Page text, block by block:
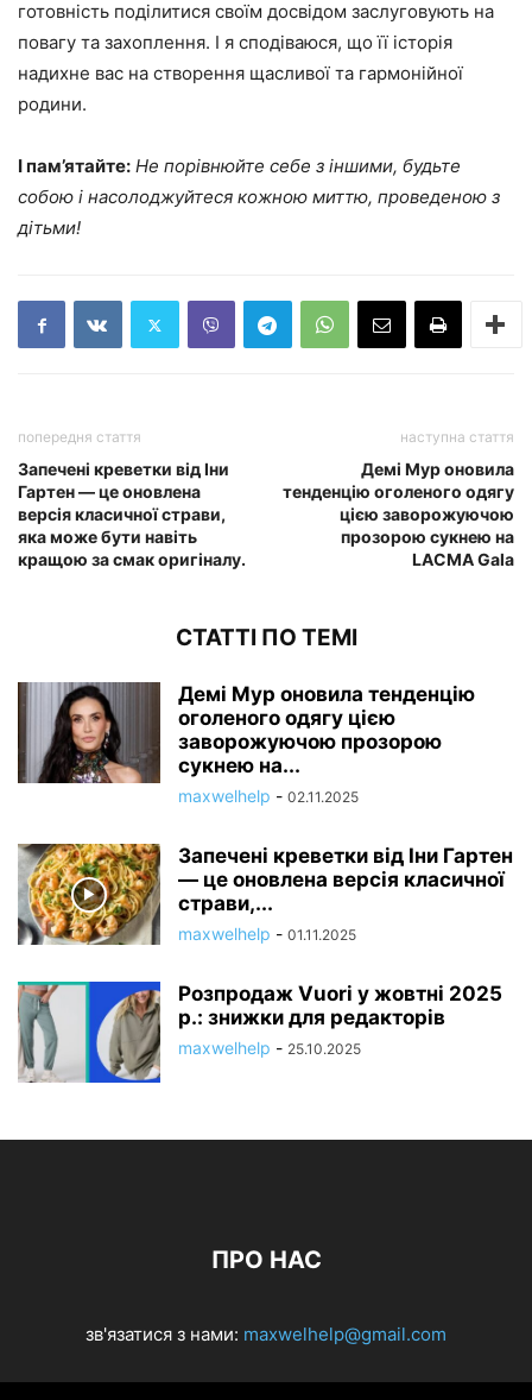
готовність поділитися своїм досвідом заслуговують на
повагу та захоплення. І я сподіваюся, що її історія
надихне вас на створення щасливої ​​та гармонійної
родини.
І пам’ятайте: Не порівнюйте себе з іншими, будьте
собою і насолоджуйтеся кожною миттю, проведеною з
дітьми!
попередня стаття
Запечені креветки від Іни
Гартен — це оновлена ​​
версія класичної страви,
яка може бути навіть
кращою за смак оригіналу.
наступна стаття
Демі Мур оновила
тенденцію оголеного одягу
цією заворожуючою
прозорою сукнею на
LACMA Gala
СТАТТІ ПО ТЕМІ
Демі Мур оновила тенденцію
оголеного одягу цією
заворожуючою прозорою
сукнею на...
maxwelhelp - 02.11.2025
Запечені креветки від Іни Гартен
— це оновлена ​​версія класичної
страви,...
maxwelhelp - 01.11.2025
Розпродаж Vuori у жовтні 2025
р.: знижки для редакторів
maxwelhelp - 25.10.2025
ПРО НАС
зв'язатися з нами: maxwelhelp@gmail.com